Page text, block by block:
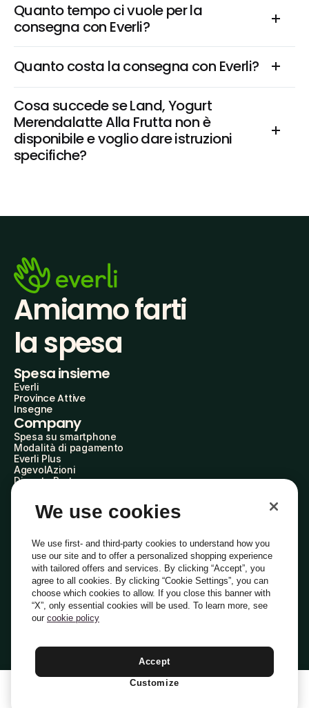
Quanto tempo ci vuole per la
consegna con Everli?
Quanto costa la consegna con Everli?
Cosa succede se Land, Yogurt
Merendalatte Alla Frutta non è
disponibile e voglio dare istruzioni
specifiche?
Amiamo farti
la spesa
Spesa insieme
Everli
Province Attive
Insegne
Company
Spesa su smartphone
Modalità di pagamento
Everli Plus
AgevolAzioni
Diventa Partner
Everli Shoppers
About Us
Everli News
Domande frequenti
Lavora con noi
Diventa Shopper
Investitori
PrivacyCookiePreferenze Cookie
Termini e CondizioniCodice Etico
Indirizzo PEC: everli@pec.it - indirizzo DPO: dpo@everli.com
Italiano
We use cookies
We use first- and third-party cookies to understand how you
use our site and to offer a personalized shopping experience
with tailored offers and services. By clicking “Accept”, you
agree to all cookies. By clicking “Cookie Settings”, you can
choose which cookies to allow. If you close this banner with
“X”, only essential cookies will be used. To learn more, see
our cookie policy
Accept
Customize